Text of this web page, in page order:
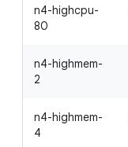
n4-highcpu-
80
n4-highmem-
2
n4-highmem-
4